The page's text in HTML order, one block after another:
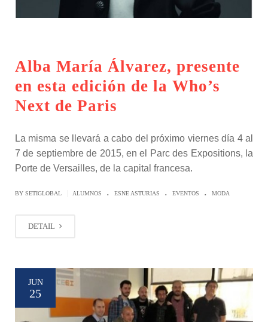
Alba María Álvarez, presente
en esta edición de la Who’s
Next de Paris
La misma se llevará a cabo del próximo viernes día 4 al
7 de septiembre de 2015, en el Parc des Expositions, la
Porte de Versailles, de la capital francesa.
BY SETIGLOBAL ALUMNOS . ESNE ASTURIAS . EVENTOS . MODA
DETAIL
JUN
25